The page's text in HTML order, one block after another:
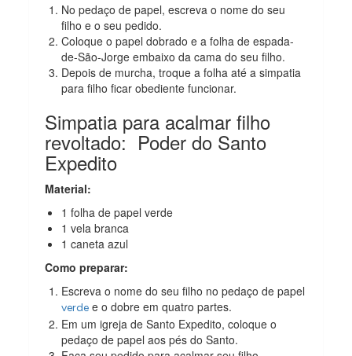
No pedaço de papel, escreva o nome do seu
filho e o seu pedido.
Coloque o papel dobrado e a folha de espada-
de-São-Jorge embaixo da cama do seu filho.
Depois de murcha, troque a folha até a simpatia
para filho ficar obediente funcionar.
Simpatia para acalmar filho
revoltado: Poder do Santo
Expedito
Material:
1 folha de papel verde
1 vela branca
1 caneta azul
Como preparar:
Escreva o nome do seu filho no pedaço de papel
verde e o dobre em quatro partes.
Em um igreja de Santo Expedito, coloque o
pedaço de papel aos pés do Santo.